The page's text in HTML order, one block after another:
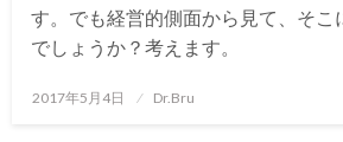
す。でも経営的側面から見て、そこ
でしょうか？考えます。
投
2017年5月4日 Dr.Bru